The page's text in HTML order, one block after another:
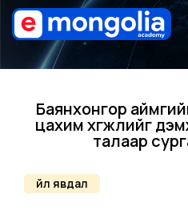
Баянхонгор
цахим хөгжлийг
талаар
Үйл явдал